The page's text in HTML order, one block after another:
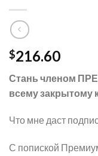
$216.60
Стань членом
всему закрытому
Что мне даст
С попиской